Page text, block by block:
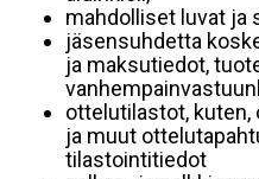
mahdolliset luvat ja
jäsensuhdetta
ja maksutiedot,
ottelutilastot, kuten,
ja muut
tilastointitiedot